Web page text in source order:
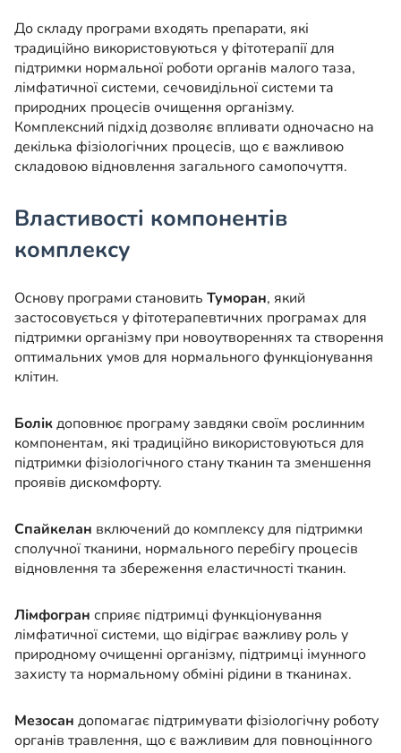
До складу програми входять препарати, які
традиційно використовуються у фітотерапії для
підтримки нормальної роботи органів малого таза,
лімфатичної системи, сечовидільної системи та
природних процесів очищення організму.
Комплексний підхід дозволяє впливати одночасно на
декілька фізіологічних процесів, що є важливою
складовою відновлення загального самопочуття.
Властивості компонентів
комплексу
Основу програми становить Туморан, який
застосовується у фітотерапевтичних програмах для
підтримки організму при новоутвореннях та створення
оптимальних умов для нормального функціонування
клітин.
Болікдоповнює програму завдяки своїм рослинним
компонентам, які традиційно використовуються для
підтримки фізіологічного стану тканин та зменшення
проявів дискомфорту.
Спайкелан включений до комплексу для підтримки
сполучної тканини, нормального перебігу процесів
відновлення та збереження еластичності тканин.
Лімфогран сприяє підтримці функціонування
лімфатичної системи, що відіграє важливу роль у
природному очищенні організму, підтримці імунного
захисту та нормальному обміні рідини в тканинах.
Мезосан допомагає підтримувати фізіологічну роботу
органів травлення, що є важливим для повноцінного